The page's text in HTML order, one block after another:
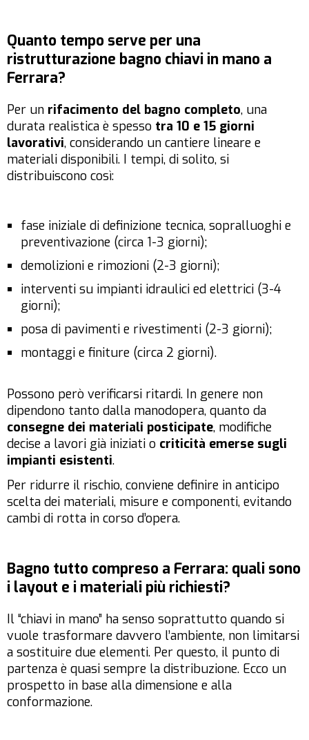
Quanto tempo serve per una
ristrutturazione bagno chiavi in mano a
Ferrara?
Per un rifacimento del bagno completo, una
durata realistica è spesso tra 10 e 15 giorni
lavorativi, considerando un cantiere lineare e
materiali disponibili. I tempi, di solito, si
distribuiscono così:
fase iniziale di definizione tecnica, sopralluoghi e
preventivazione (circa 1-3 giorni);
demolizioni e rimozioni (2-3 giorni);
interventi su impianti idraulici ed elettrici (3-4
giorni);
posa di pavimenti e rivestimenti (2-3 giorni);
montaggi e finiture (circa 2 giorni).
Possono però verificarsi ritardi. In genere non
dipendono tanto dalla manodopera, quanto da
consegne dei materiali posticipate, modifiche
decise a lavori già iniziati o criticità emerse sugli
impianti esistenti.
Per ridurre il rischio, conviene definire in anticipo
scelta dei materiali, misure e componenti, evitando
cambi di rotta in corso d’opera.
Bagno tutto compreso a Ferrara: quali sono
i layout e i materiali più richiesti?
Il “chiavi in mano” ha senso soprattutto quando si
vuole trasformare davvero l’ambiente, non limitarsi
a sostituire due elementi. Per questo, il punto di
partenza è quasi sempre la distribuzione. Ecco un
prospetto in base alla dimensione e alla
conformazione.